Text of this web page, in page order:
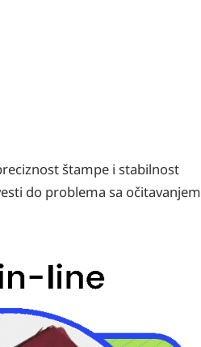
štampe i stabilnost
do problema sa očitavanjem